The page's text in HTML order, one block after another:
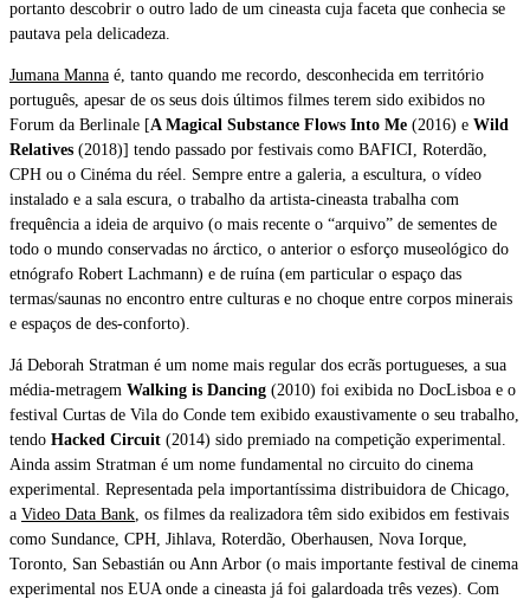
portanto descobrir o outro lado de um cineasta cuja faceta que conhecia se
pautava pela delicadeza.
Jumana Manna é, tanto quando me recordo, desconhecida em território
português, apesar de os seus dois últimos filmes terem sido exibidos no
Forum da Berlinale [A Magical Substance Flows Into Me (2016) e Wild
Relatives (2018)] tendo passado por festivais como BAFICI, Roterdão,
CPH ou o Cinéma du réel. Sempre entre a galeria, a escultura, o vídeo
instalado e a sala escura, o trabalho da artista-cineasta trabalha com
frequência a ideia de arquivo (o mais recente o “arquivo” de sementes de
todo o mundo conservadas no árctico, o anterior o esforço museológico do
etnógrafo Robert Lachmann) e de ruína (em particular o espaço das
termas/saunas no encontro entre culturas e no choque entre corpos minerais
e espaços de des-conforto).
Já Deborah Stratman é um nome mais regular dos ecrãs portugueses, a sua
média-metragem Walking is Dancing (2010) foi exibida no DocLisboa e o
festival Curtas de Vila do Conde tem exibido exaustivamente o seu trabalho,
tendo Hacked Circuit (2014) sido premiado na competição experimental.
Ainda assim Stratman é um nome fundamental no circuito do cinema
experimental. Representada pela importantíssima distribuidora de Chicago,
a Video Data Bank , os filmes da realizadora têm sido exibidos em festivais
como Sundance, CPH, Jihlava, Roterdão, Oberhausen, Nova Iorque,
Toronto, San Sebastián ou Ann Arbor (o mais importante festival de cinema
experimental nos EUA onde a cineasta já foi galardoada três vezes). Com